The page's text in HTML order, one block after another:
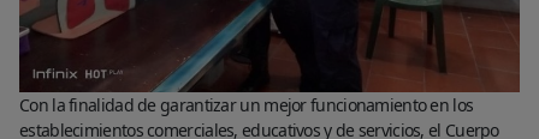
Con la finalidad de garantizar un mejor funcionamiento en los
establecimientos comerciales, educativos y de servicios, el Cuerpo